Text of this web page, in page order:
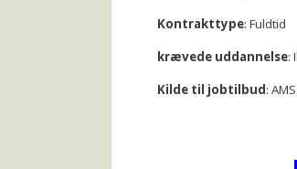
Kontrakttype: Fuldtid
krævede uddannelse:
Kilde til jobtilbud: